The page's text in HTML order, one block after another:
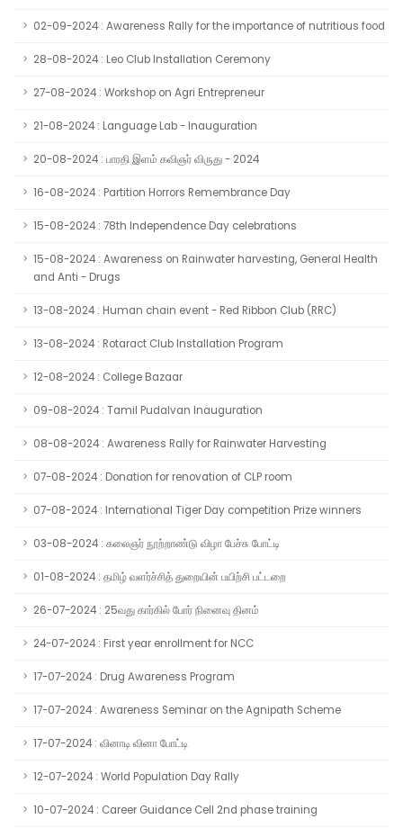
02-09-2024 : Awareness Rally for the importance of nutritious food
28-08-2024 : Leo Club Installation Ceremony
27-08-2024 : Workshop on Agri Entrepreneur
21-08-2024 : Language Lab - Inauguration
20-08-2024 : பாரதி இளம் கவிஞர் விருது - 2024
16-08-2024 : Partition Horrors Remembrance Day
15-08-2024 : 78th Independence Day celebrations
15-08-2024 : Awareness on Rainwater harvesting, General Health
and Anti - Drugs
13-08-2024 : Human chain event - Red Ribbon Club (RRC)
13-08-2024 : Rotaract Club Installation Program
12-08-2024 : College Bazaar
09-08-2024 : Tamil Pudalvan Inauguration
08-08-2024 : Awareness Rally for Rainwater Harvesting
07-08-2024 : Donation for renovation of CLP room
07-08-2024 : International Tiger Day competition Prize winners
03-08-2024 : கலைஞர் நூற்றாண்டு விழா பேச்சு போட்டி
01-08-2024 : தமிழ் வளர்ச்சித் துறையின் பயிற்சி பட்டறை
26-07-2024 : 25வது கார்கில் போர் நினைவு தினம்
24-07-2024 : First year enrollment for NCC
17-07-2024 : Drug Awareness Program
17-07-2024 : Awareness Seminar on the Agnipath Scheme
17-07-2024 : வினாடி வினா போட்டி
12-07-2024 : World Population Day Rally
10-07-2024 : Career Guidance Cell 2nd phase training